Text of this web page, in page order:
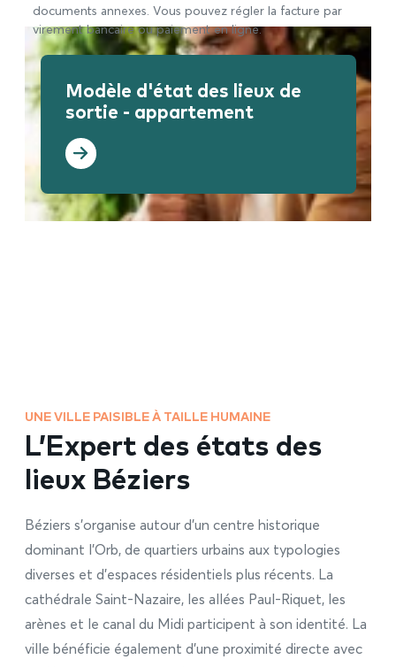
documents annexes. Vous pouvez régler la facture par
virement bancaire ou paiement en ligne.
Modèle d'état des lieux de
sortie - appartement
UNE VILLE PAISIBLE À TAILLE HUMAINE
L’Expert des états des
lieux Béziers
Béziers s’organise autour d’un centre historique
dominant l’Orb, de quartiers urbains aux typologies
diverses et d’espaces résidentiels plus récents. La
cathédrale Saint-Nazaire, les allées Paul-Riquet, les
arènes et le canal du Midi participent à son identité. La
ville bénéficie également d’une proximité directe avec